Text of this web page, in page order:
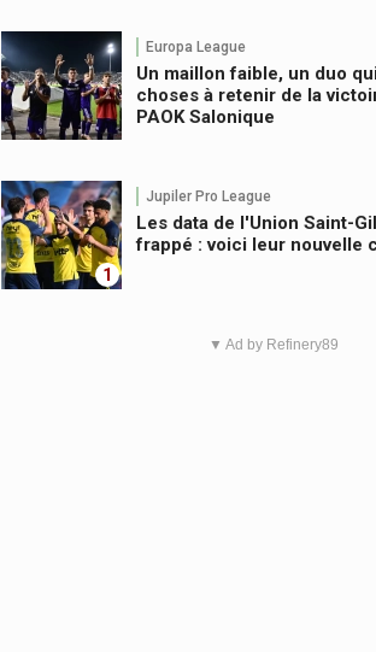
Europa League
Un maillon faible, un duo
choses à retenir de la
PAOK Salonique
1
Jupiler Pro League
Les data de l'Union Saint-
frappé : voici leur nouvelle
▼ Ad by Refinery89